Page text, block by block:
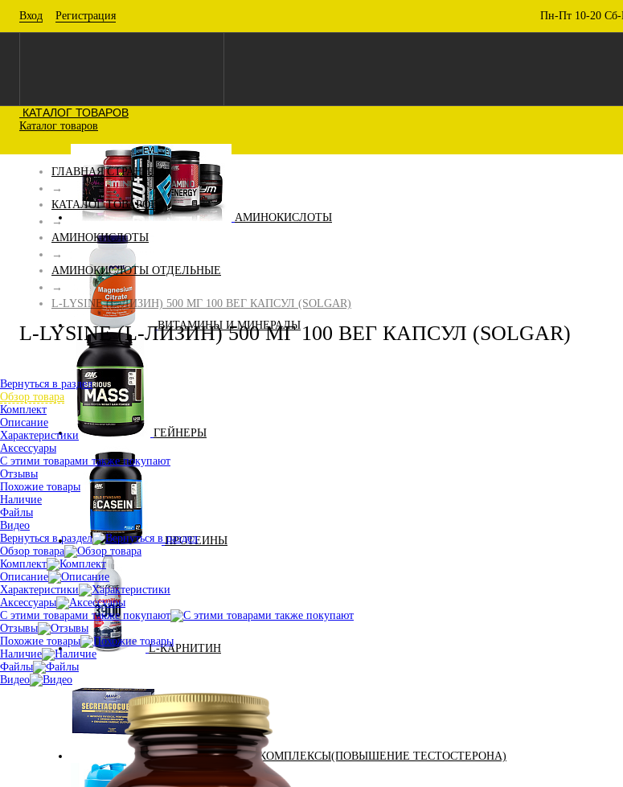
Вход Регистрация Пн-Пт 10-20 Сб-
КАТАЛОГ ТОВАРОВ
Каталог товаров
АМИНОКИСЛОТЫ
ВИТАМИНЫ И МИНЕРАЛЫ
ГЕЙНЕРЫ
ПРОТЕИНЫ
L-КАРНИТИН
АНАБОЛИЧЕСКИЕ КОМПЛЕКСЫ(ПОВЫШЕНИЕ ТЕСТОСТЕРОНА)
ГЛАВНАЯ СТРАНИЦА
→
КАТАЛОГ ТОВАРОВ
→
АМИНОКИСЛОТЫ
→
АМИНОКИСЛОТЫ ОТДЕЛЬНЫЕ
→
L-LYSINE (L-ЛИЗИН) 500 МГ 100 ВЕГ КАПСУЛ (SOLGAR)
L-LYSINE (L-ЛИЗИН) 500 МГ 100 ВЕГ КАПСУЛ (SOLGAR)
Вернуться в раздел
Обзор товара
Комплект
Описание
Характеристики
Аксессуары
С этими товарами также покупают
Отзывы
Похожие товары
Наличие
Файлы
Видео
Вернуться в раздел
Обзор товара
Комплект
Описание
Характеристики
Аксессуары
С этими товарами также покупают
Отзывы
Похожие товары
Наличие
Файлы
Видео